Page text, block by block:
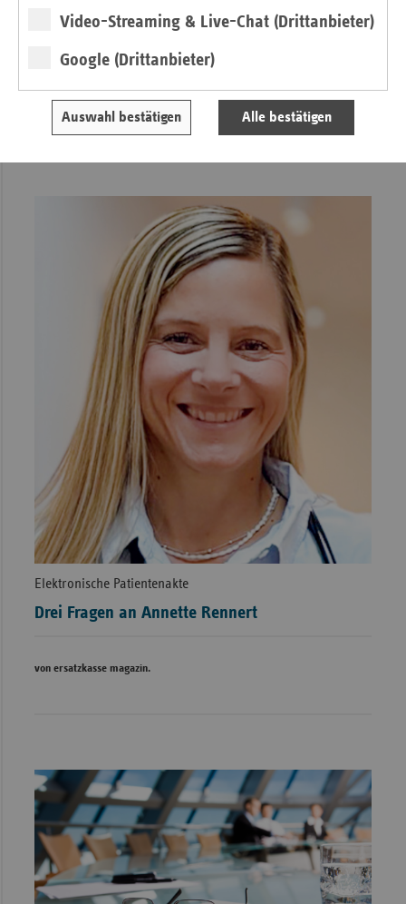
Video-Streaming & Live-Chat (Drittanbieter)
Google (Drittanbieter)
Auswahl bestätigen Alle bestätigen
Elektronische Patientenakte (ePA) für alle
elektronische Patientenakte (ePA) bislang selbst
beantragen, erhalten sie diese seit dem 15. Januar
automatisch. Los geht es in zwei Modellregionen.
Elektronische Patientenakte
Drei Fragen an Annette Rennert
von ersatzkasse magazin.